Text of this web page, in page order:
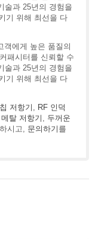
술과 25년의 경험을
기 위해 최선을 다
객에게 높은 품질의
패시터를 신뢰할 수
술과 25년의 경험을
기 위해 최선을 다
저항기 , RF 인덕
메탈 저항기 , 두꺼운
시고, 문의하기 를